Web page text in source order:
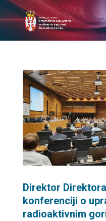
Direktor
konferenciji o
radioaktivnim